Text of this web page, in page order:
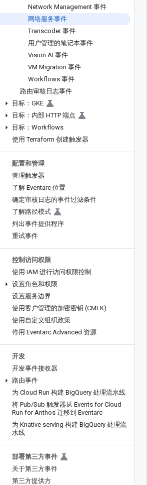
Network Management 事件
网络服务事件
Transcoder 事件
用户管理的笔记本事件
Vision AI 事件
VM Migration 事件
Workflows 事件
路由审核日志事件
目标：GKE
目标：内部 HTTP 端点
目标：Workflows
使用 Terraform 创建触发器
配置和管理
管理触发器
了解 Eventarc 位置
确定审核日志的事件过滤条件
了解路径模式
列出事件提供程序
重试事件
控制访问权限
使用 IAM 进行访问权限控制
设置角色和权限
设置服务边界
使用客户管理的加密密钥 (CMEK)
使用自定义组织政策
停用 Eventarc Advanced 资源
开发
开发事件接收器
路由事件
为 Cloud Run 构建 BigQuery 处理流水线
将 Pub/Sub 触发器从 Events for Cloud
Run for Anthos 迁移到 Eventarc
为 Knative serving 构建 BigQuery 处理流
水线
部署第三方事件
关于第三方事件
第三方提供方